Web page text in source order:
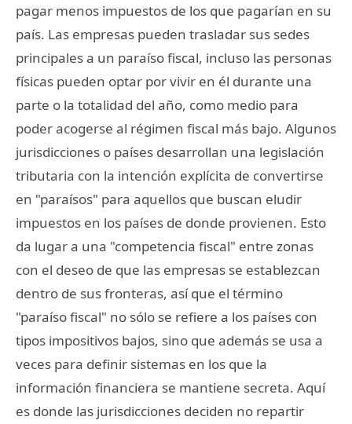
pagar menos impuestos de los que pagarían en su
país. Las empresas pueden trasladar sus sedes
principales a un paraíso fiscal, incluso las personas
físicas pueden optar por vivir en él durante una
parte o la totalidad del año, como medio para
poder acogerse al régimen fiscal más bajo. Algunos
jurisdicciones o países desarrollan una legislación
tributaria con la intención explícita de convertirse
en "paraísos" para aquellos que buscan eludir
impuestos en los países de donde provienen. Esto
da lugar a una "competencia fiscal" entre zonas
con el deseo de que las empresas se establezcan
dentro de sus fronteras, así que el término
"paraíso fiscal" no sólo se refiere a los países con
tipos impositivos bajos, sino que además se usa a
veces para definir sistemas en los que la
información financiera se mantiene secreta. Aquí
es donde las jurisdicciones deciden no repartir